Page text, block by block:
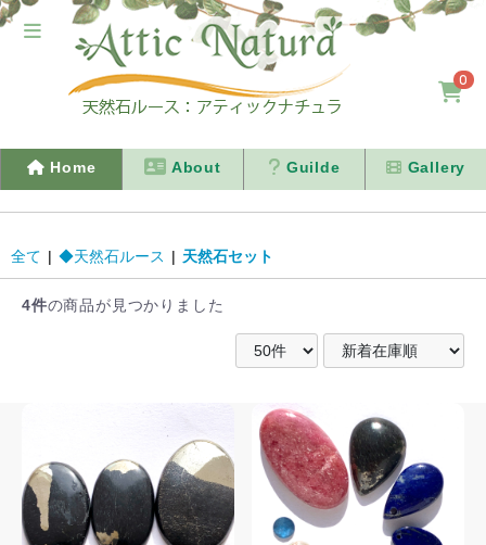
0
Home About Guilde Gallery
全て | ◆天然石ルース | 天然石セット
4件の商品が見つかりました